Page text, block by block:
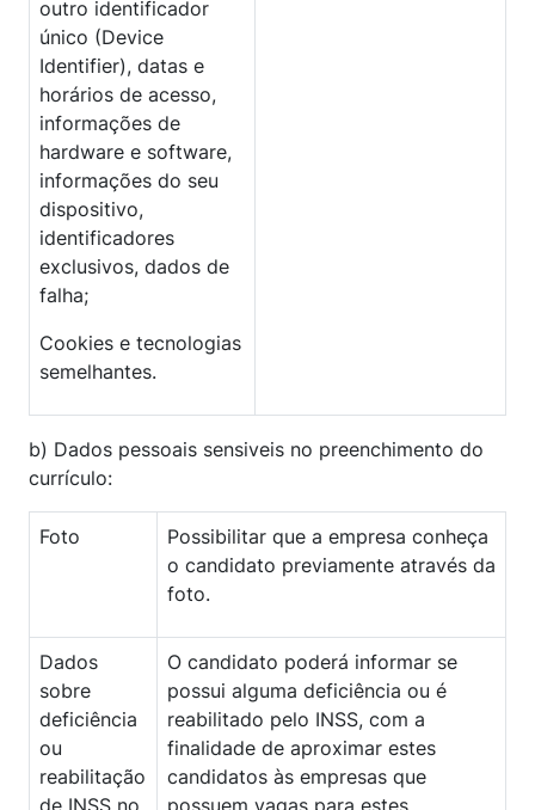
outro identificador
único (Device
Identifier), datas e
horários de acesso,
informações de
hardware e software,
informações do seu
dispositivo,
identificadores
exclusivos, dados de
falha;
Cookies e tecnologias
semelhantes.
b) Dados pessoais sensiveis no preenchimento do
currículo:
Foto
Possibilitar que a empresa conheça
o candidato previamente através da
foto.
Dados
sobre
deficiência
ou
reabilitação
de INSS no
O candidato poderá informar se
possui alguma deficiência ou é
reabilitado pelo INSS, com a
finalidade de aproximar estes
candidatos às empresas que
possuem vagas para estes